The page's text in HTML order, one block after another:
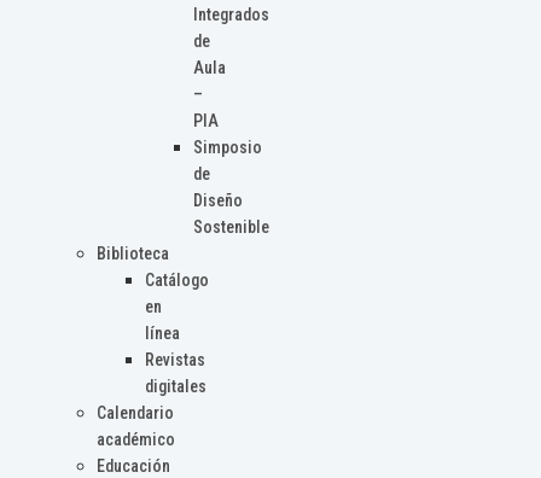
Integrados
de
Aula
–
PIA
Simposio
de
Diseño
Sostenible
Biblioteca
Catálogo
en
línea
Revistas
digitales
Calendario
académico
Educación